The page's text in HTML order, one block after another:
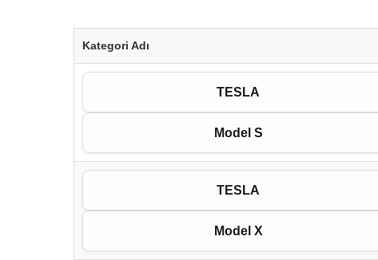
Kategori Adı
TESLA
Model S
TESLA
Model X